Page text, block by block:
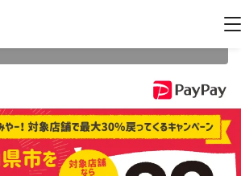
ン終了時点のものになります。